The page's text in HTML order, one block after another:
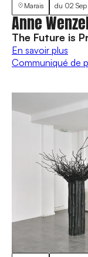
Marais du 02
Anne
The Future is
En savoir plus
Communiqué de